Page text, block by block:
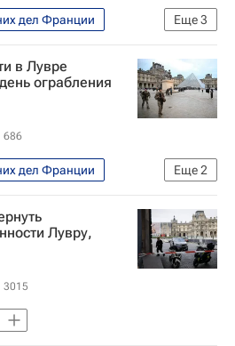
Еще3
дел Франции
В мире
в Лувре
ограбления
686
Еще2
дел Франции
Лувру,
3015